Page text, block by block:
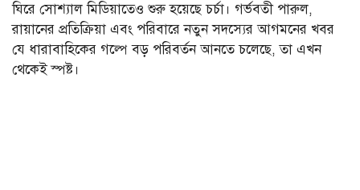
ঘিরে সোশ্যাল মিডিয়াতেও শুরু হয়েছে চর্চা। গর্ভবতী পারুল,
রায়ানের প্রতিক্রিয়া এবং পরিবারে নতুন সদস্যের আগমনের খবর
যে ধারাবাহিকের গল্পে বড় পরিবর্তন আনতে চলেছে, তা এখন
থেকেই স্পষ্ট।